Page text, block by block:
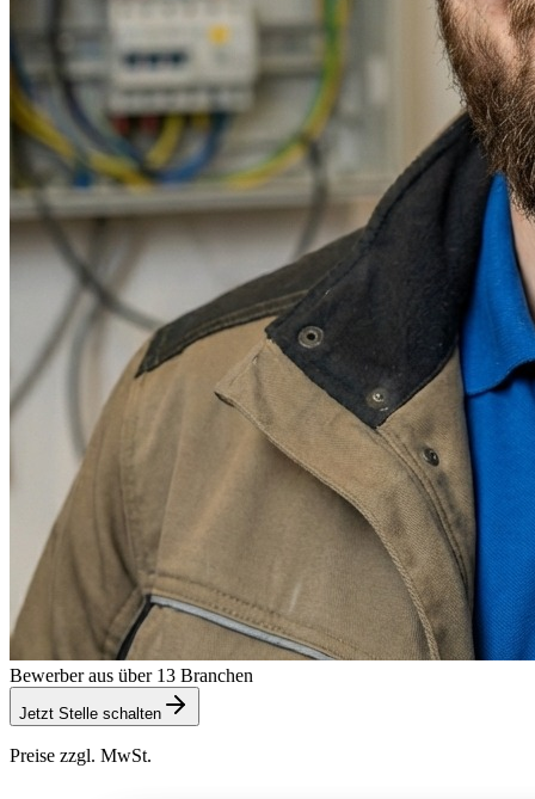
Bewerber aus über 13 Branchen
Jetzt Stelle schalten
Preise zzgl. MwSt.